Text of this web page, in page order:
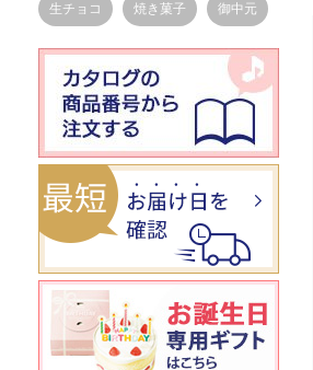
生チョコ 焼き菓子 御中元